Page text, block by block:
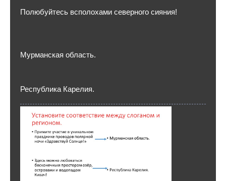
Полюбуйтесь всполохами северного сияния!
Мурманская область.
Республика Карелия.